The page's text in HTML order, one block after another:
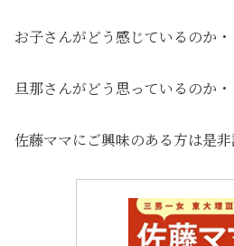
お子さんがどう感じているのか・
旦那さんがどう思っているのか・
佐藤ママにご興味のある方は是